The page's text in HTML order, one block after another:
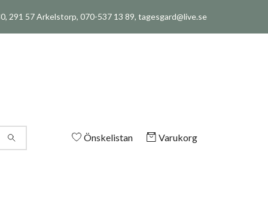
291 57 Arkelstorp, 070-537 13 89, tagesgard@live.se
Önskelistan Varukorg